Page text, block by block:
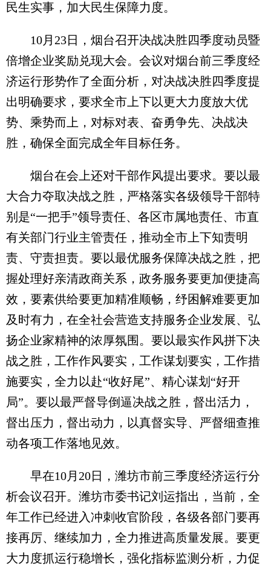
民生实事，加大民生保障力度。
10月23日，烟台召开决战决胜四季度动员暨
倍增企业奖励兑现大会。会议对烟台前三季度经
济运行形势作了全面分析，对决战决胜四季度提
出明确要求，要求全市上下以更大力度放大优
势、乘势而上，对标对表、奋勇争先、决战决
胜，确保全面完成全年目标任务。
烟台在会上还对干部作风提出要求。要以最
大合力夺取决战之胜，严格落实各级领导干部特
别是“一把手”领导责任、各区市属地责任、市直
有关部门行业主管责任，推动全市上下知责明
责、守责担责。要以最优服务保障决战之胜，把
握处理好亲清政商关系，政务服务要更加便捷高
效，要素供给要更加精准顺畅，纾困解难要更加
及时有力，在全社会营造支持服务企业发展、弘
扬企业家精神的浓厚氛围。要以最实作风拼下决
战之胜，工作作风要实，工作谋划要实，工作措
施要实，全力以赴“收好尾”、精心谋划“好开
局”。要以最严督导倒逼决战之胜，督出活力，
督出压力，督出动力，以真督实导、严督细查推
动各项工作落地见效。
早在10月20日，潍坊市前三季度经济运行分
析会议召开。潍坊市委书记刘运指出，当前，全
年工作已经进入冲刺收官阶段，各级各部门要再
接再厉、继续加力，全力推进高质量发展。要更
大力度抓运行稳增长，强化指标监测分析，力促